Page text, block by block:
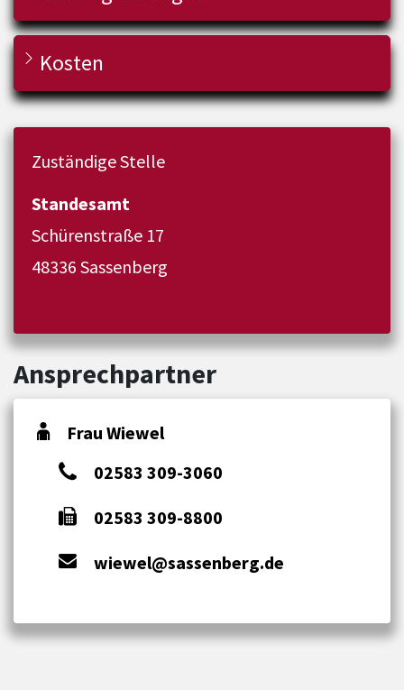
Kosten
Zuständige Stelle
Standesamt
Schürenstraße 17
48336 Sassenberg
Ansprechpartner
Frau Wiewel
02583 309-3060
02583 309-8800
wiewel@sassenberg.de